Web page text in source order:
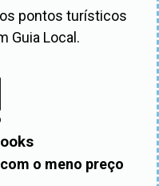
pontos turísticos
Guia Local.
o meno preço